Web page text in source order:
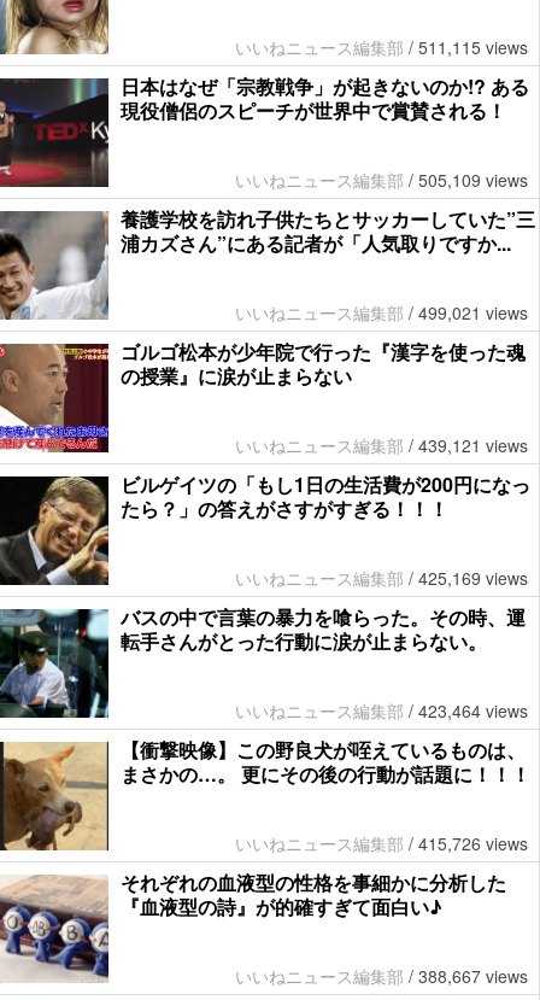
いいねニュース編集部 / 511,115 views
日本はなぜ「宗教戦争」が起きないのか!? ある
現役僧侶のスピーチが世界中で賞賛される！
いいねニュース編集部 / 505,109 views
養護学校を訪れ子供たちとサッカーしていた”三
浦カズさん”にある記者が「人気取りですか...
いいねニュース編集部 / 499,021 views
ゴルゴ松本が少年院で行った『漢字を使った魂
の授業』に涙が止まらない
いいねニュース編集部 / 439,121 views
ビルゲイツの「もし1日の生活費が200円になっ
たら？」の答えがさすがすぎる！！！
いいねニュース編集部 / 425,169 views
バスの中で言葉の暴力を喰らった。その時、運
転手さんがとった行動に涙が止まらない。
いいねニュース編集部 / 423,464 views
【衝撃映像】この野良犬が咥えているものは、
まさかの…。 更にその後の行動が話題に！！！
いいねニュース編集部 / 415,726 views
それぞれの血液型の性格を事細かに分析した
『血液型の詩』が的確すぎて面白い♪
いいねニュース編集部 / 388,667 views